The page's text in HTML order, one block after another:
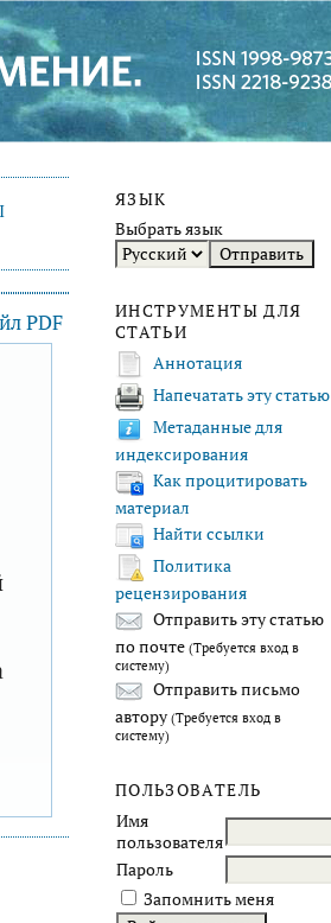
ЯЗЫК
Выбрать язык
ИНСТРУМЕНТЫ ДЛЯ
СТАТЬИ
Аннотация
Напечатать эту статью
Метаданные для
индексирования
Как процитировать
материал
Найти ссылки
Политика
рецензирования
Отправить эту статью
по почте (Требуется вход в
систему)
Отправить письмо
автору (Требуется вход в
систему)
ПОЛЬЗОВАТЕЛЬ
Имя
пользователя
Пароль
Запомнить меня
PDF